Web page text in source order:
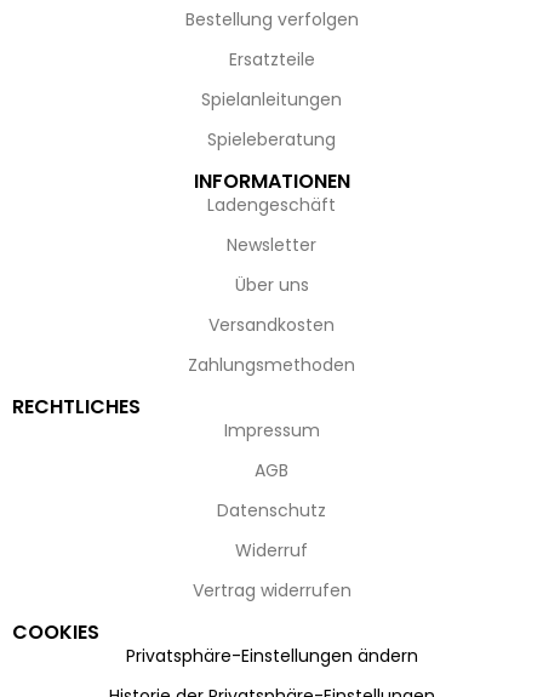
Bestellung verfolgen
Ersatzteile
Spielanleitungen
Spieleberatung
INFORMATIONEN
Ladengeschäft
Newsletter
Über uns
Versandkosten
Zahlungsmethoden
RECHTLICHES
Impressum
AGB
Datenschutz
Widerruf
Vertrag widerrufen
COOKIES
Privatsphäre-Einstellungen ändern